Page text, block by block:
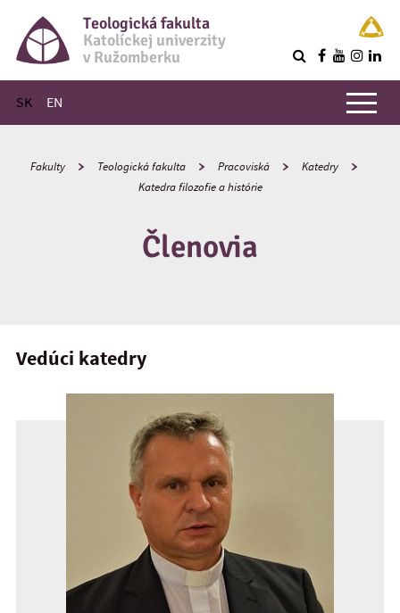
Teologická fakulta
Katolíckej univerzity
v Ružomberku
SK EN
Hlavné menu
Fakulty Teologická fakulta Pracoviská
Katedry
Katedra filozofie a histórie
Členovia
Vedúci katedry